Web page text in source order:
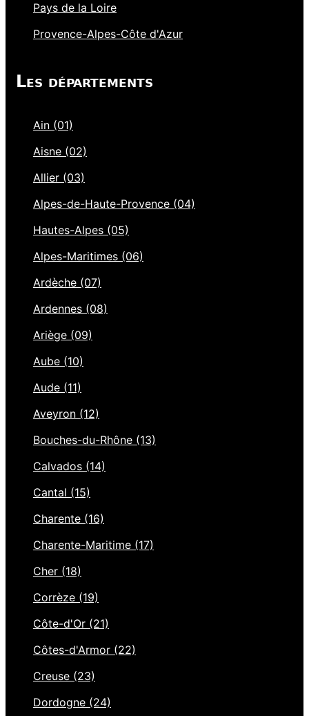
Pays de la Loire
Provence-Alpes-Côte d'Azur
Les départements
Ain (01)
Aisne (02)
Allier (03)
Alpes-de-Haute-Provence (04)
Hautes-Alpes (05)
Alpes-Maritimes (06)
Ardèche (07)
Ardennes (08)
Ariège (09)
Aube (10)
Aude (11)
Aveyron (12)
Bouches-du-Rhône (13)
Calvados (14)
Cantal (15)
Charente (16)
Charente-Maritime (17)
Cher (18)
Corrèze (19)
Côte-d'Or (21)
Côtes-d'Armor (22)
Creuse (23)
Dordogne (24)